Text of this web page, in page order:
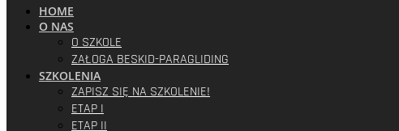
HOME
O NAS
O SZKOLE
ZAŁOGA BESKID-PARAGLIDING
SZKOLENIA
ZAPISZ SIĘ NA SZKOLENIE!
ETAP I
ETAP II